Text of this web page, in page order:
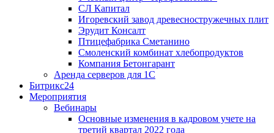
СЛ Капитал
Игоревский завод древесностружечных плит
Эрудит Консалт
Птицефабрика Сметанино
Смоленский комбинат хлебопродуктов
Компания Бетонгарант
Аренда серверов для 1С
Битрикс24
Мероприятия
Вебинары
Основные изменения в кадровом учете на
третий квартал 2022 года